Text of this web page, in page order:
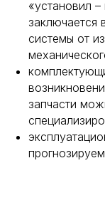
«установил
заключается
системы от
запчасти